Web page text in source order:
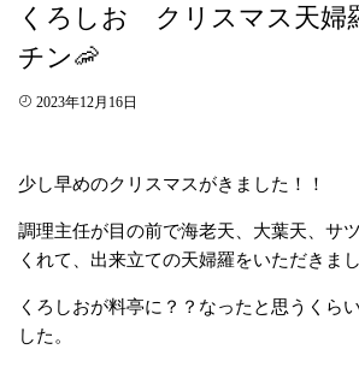
くろしお クリスマス天婦
チン🦐
2023年12月16日
少し早めのクリスマスがきました！！
調理主任が目の前で海老天、大葉天、サ
くれて、出来立ての天婦羅をいただきまし
くろしおが料亭に？？なったと思うくら
した。